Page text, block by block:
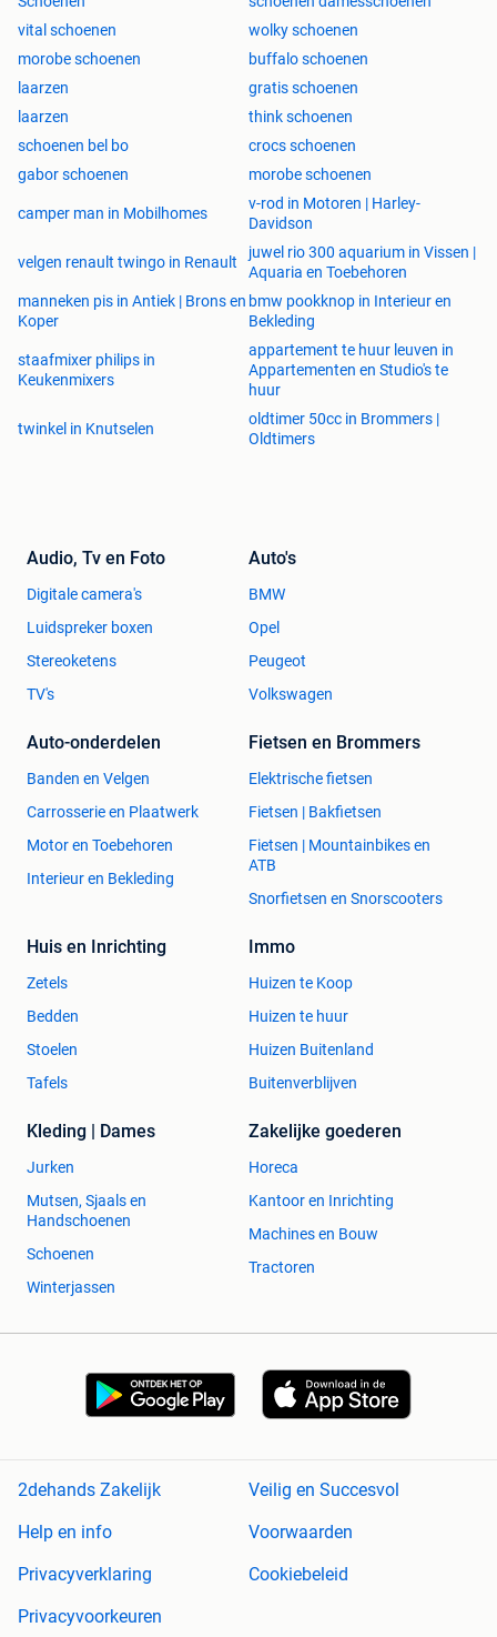
vital schoenen
wolky schoenen
morobe schoenen
buffalo schoenen
laarzen
gratis schoenen
laarzen
think schoenen
schoenen bel bo
crocs schoenen
gabor schoenen
morobe schoenen
camper man in Mobilhomes
v-rod in Motoren | Harley-
Davidson
velgen renault twingo in Renault
juwel rio 300 aquarium in Vissen |
Aquaria en Toebehoren
manneken pis in Antiek | Brons en
Koper
bmw pookknop in Interieur en
Bekleding
staafmixer philips in
Keukenmixers
appartement te huur leuven in
Appartementen en Studio's te
huur
twinkel in Knutselen
oldtimer 50cc in Brommers |
Oldtimers
Audio, Tv en Foto
Digitale camera's
Luidspreker boxen
Stereoketens
TV's
Auto's
BMW
Opel
Peugeot
Volkswagen
Auto-onderdelen
Banden en Velgen
Carrosserie en Plaatwerk
Motor en Toebehoren
Interieur en Bekleding
Fietsen en Brommers
Elektrische fietsen
Fietsen | Bakfietsen
Fietsen | Mountainbikes en
ATB
Snorfietsen en Snorscooters
Huis en Inrichting
Zetels
Bedden
Stoelen
Tafels
Immo
Huizen te Koop
Huizen te huur
Huizen Buitenland
Buitenverblijven
Kleding | Dames
Jurken
Mutsen, Sjaals en
Handschoenen
Schoenen
Winterjassen
Zakelijke goederen
Horeca
Kantoor en Inrichting
Machines en Bouw
Tractoren
2dehands Zakelijk
Veilig en Succesvol
Help en info
Voorwaarden
Privacyverklaring
Cookiebeleid
Privacyvoorkeuren